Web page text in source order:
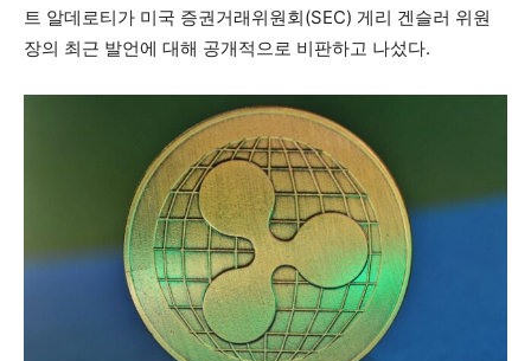
트 알데로티가 미국 증권거래위원회(SEC) 게리 겐슬러 위원
장의 최근 발언에 대해 공개적으로 비판하고 나섰다.